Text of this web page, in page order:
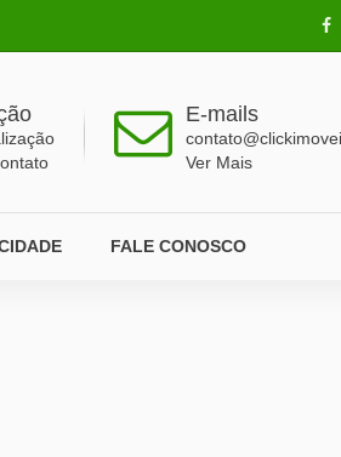
E-mails
Ver Mais
FALE CONOSCO